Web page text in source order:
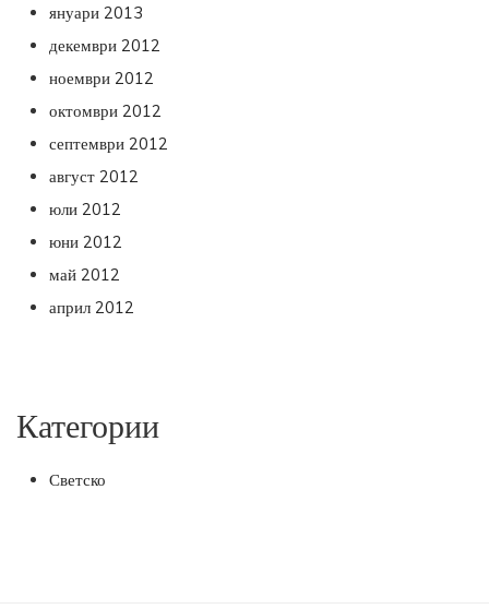
януари 2013
декември 2012
ноември 2012
октомври 2012
септември 2012
август 2012
юли 2012
юни 2012
май 2012
април 2012
Категории
Светско